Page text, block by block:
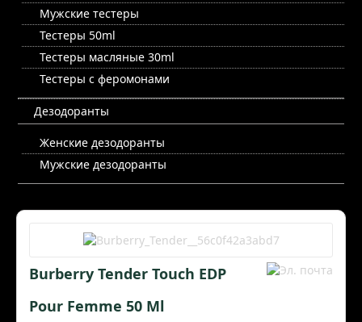
Мужские тестеры
Тестеры 50ml
Тестеры масляные 30ml
Тестеры с феромонами
Дезодоранты
Женские дезодоранты
Мужские дезодоранты
Burberry Tender Touch EDP
Pour Femme 50 Ml